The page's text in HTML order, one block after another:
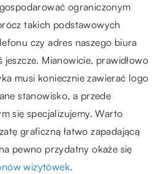
ograniczonym
takich podstawowych
czy adres naszego biura
jeszcze. Mianowicie, prawidłowo
musi koniecznie zawierać logo
stanowisko, a przede
się specjalizujemy. Warto
graficzną łatwo zapadającą
pewno przydatny okaże się
wizytówek.